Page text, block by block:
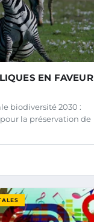
EN FAVEUR
biodiversité 2030 :
la préservation de